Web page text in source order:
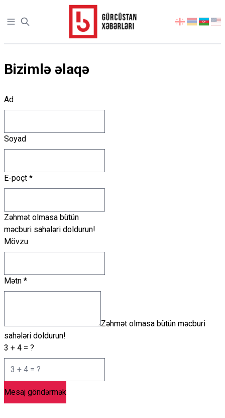
Open sidebar
აირჩიეთ
Bizimlə əlaqə
Ad
Soyad
E-poçt *
Zəhmət olmasa bütün
məcburi sahələri doldurun!
Mövzu
Mətn *
Zəhmət olmasa bütün məcburi
sahələri doldurun!
3 + 4 = ?
Mesaj göndərmək